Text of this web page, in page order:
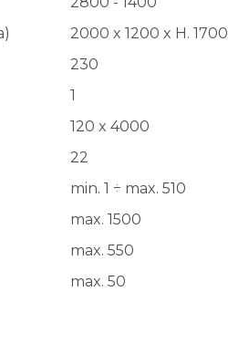
2000 x 1200 x H. 1700
230
1
120 x 4000
22
min. 1 ÷ max. 510
max. 1500
max. 550
max. 50